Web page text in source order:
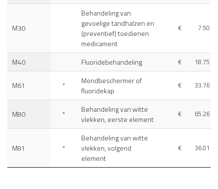
M30
Behandeling van
gevoelige tandhalzen en
(preventief) toedienen
medicament
€ 7.50
M40 Fluoridebehandeling € 18.75
M61 *
Mondbeschermer of
fluoridekap
€ 33.76
M80 *
Behandeling van witte
vlekken, eerste element
€ 65.26
M81 *
Behandeling van witte
vlekken, volgend
element
€ 36.01